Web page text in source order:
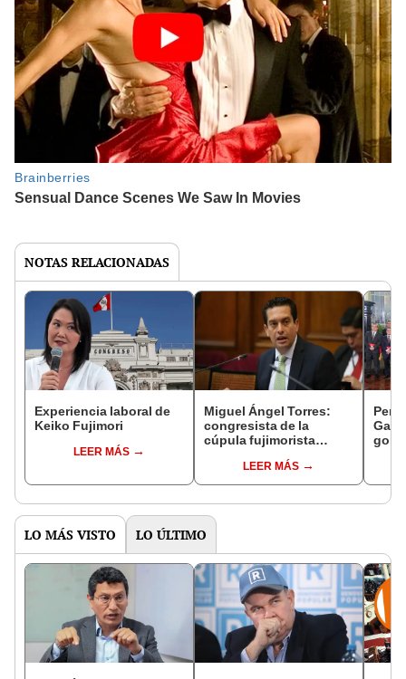
NOTAS RELACIONADAS
Experiencia laboral de
Keiko Fujimori
LEER MÁS
Miguel Ángel Torres:
congresista de la
cúpula fujimorista
del SenadoLEER MÁS
LO MÁS VISTO LO ÚLTIMO